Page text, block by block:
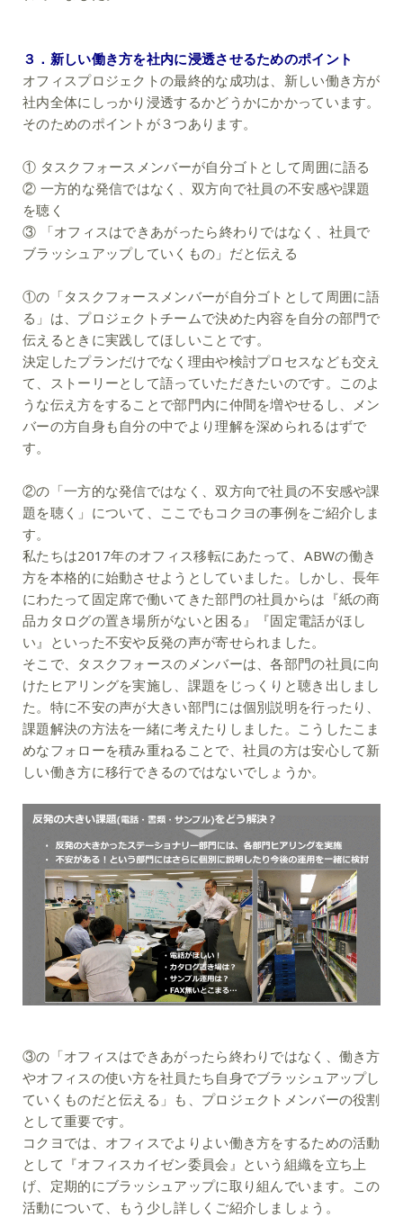
３．新しい働き方を社内に浸透させるためのポイント
オフィスプロジェクトの最終的な成功は、新しい働き方が
社内全体にしっかり浸透するかどうかにかかっています。
そのためのポイントが３つあります。
① タスクフォースメンバーが自分ゴトとして周囲に語る
② 一方的な発信ではなく、双方向で社員の不安感や課題
を聴く
③ 「オフィスはできあがったら終わりではなく、社員で
ブラッシュアップしていくもの」だと伝える
①の「タスクフォースメンバーが自分ゴトとして周囲に語
る」は、プロジェクトチームで決めた内容を自分の部門で
伝えるときに実践してほしいことです。
決定したプランだけでなく理由や検討プロセスなども交え
て、ストーリーとして語っていただきたいのです。このよ
うな伝え方をすることで部門内に仲間を増やせるし、メン
バーの方自身も自分の中でより理解を深められるはずで
す。
②の「一方的な発信ではなく、双方向で社員の不安感や課
題を聴く」について、ここでもコクヨの事例をご紹介しま
す。
私たちは2017年のオフィス移転にあたって、ABWの働き
方を本格的に始動させようとしていました。しかし、長年
にわたって固定席で働いてきた部門の社員からは『紙の商
品カタログの置き場所がないと困る』『固定電話がほし
い』といった不安や反発の声が寄せられました。
そこで、タスクフォースのメンバーは、各部門の社員に向
けたヒアリングを実施し、課題をじっくりと聴き出しまし
た。特に不安の声が大きい部門には個別説明を行ったり、
課題解決の方法を一緒に考えたりしました。こうしたこま
めなフォローを積み重ねることで、社員の方は安心して新
しい働き方に移行できるのではないでしょうか。
③の「オフィスはできあがったら終わりではなく、働き方
やオフィスの使い方を社員たち自身でブラッシュアップし
ていくものだと伝える」も、プロジェクトメンバーの役割
として重要です。
コクヨでは、オフィスでよりよい働き方をするための活動
として『オフィスカイゼン委員会』という組織を立ち上
げ、定期的にブラッシュアップに取り組んでいます。この
活動について、もう少し詳しくご紹介しましょう。